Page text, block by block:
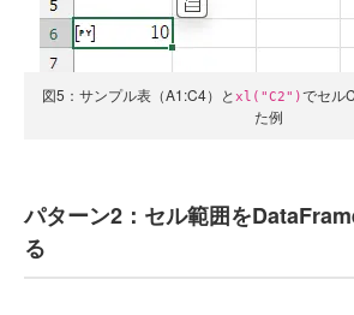
図5：サンプル表（A1:C4）と xl("C2")でセル
た例
パターン2：セル範囲を
る